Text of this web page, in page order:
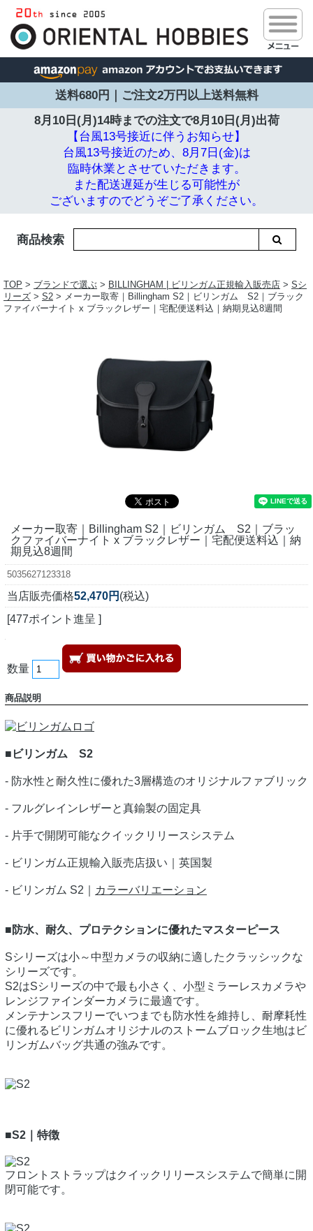
送料680円｜ご注文2万円以上送料無料
8月10日(月)14時までの注文で8月10日(月)出荷
【台風13号接近に伴うお知らせ】
台風13号接近のため、8月7日(金)は
臨時休業とさせていただきます。
また配送遅延が生じる可能性が
ございますのでどうぞご了承ください。
商品検索
TOP > ブランドで選ぶ > BILLINGHAM | ビリンガム正規輸入販売店 > Sシ
リーズ > S2 > メーカー取寄｜Billingham S2｜ビリンガム S2｜ブラック
ファイバーナイト x ブラックレザー｜宅配便送料込｜納期見込8週間
メーカー取寄｜Billingham S2｜ビリンガム S2｜ブラッ
クファイバーナイト x ブラックレザー｜宅配便送料込｜納
期見込8週間
5035627123318
当店販売価格52,470円 (税込)
[477ポイント進呈 ]
数量
商品説明
■ビリンガム S2
- 防水性と耐久性に優れた3層構造のオリジナルファブリック
- フルグレインレザーと真鍮製の固定具
- 片手で開閉可能なクイックリリースシステム
- ビリンガム正規輸入販売店扱い｜英国製
- ビリンガム S2｜ カラーバリエーション
■防水、耐久、プロテクションに優れたマスターピース
Sシリーズは小～中型カメラの収納に適したクラッシックな
シリーズです。
S2はSシリーズの中で最も小さく、小型ミラーレスカメラや
レンジファインダーカメラに最適です。
メンテナンスフリーでいつまでも防水性を維持し、耐摩耗性
に優れるビリンガムオリジナルのストームブロック生地はビ
リンガムバッグ共通の強みです。
■S2｜特徴
フロントストラップはクイックリリースシステムで簡単に開
閉可能です。